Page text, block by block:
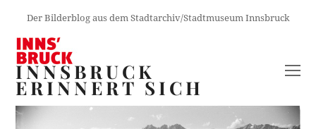
Der Bilderblog aus dem Stadtarchiv/Stadtmuseum Innsbruck
INNSBRUCK
ERINNERT SICH